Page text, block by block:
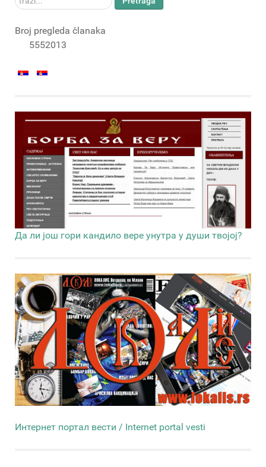
Broj pregleda članaka
5552013
Да ли још гори кандило вере унутра у души твојој?
Интернет портал вести / Internet portal vesti